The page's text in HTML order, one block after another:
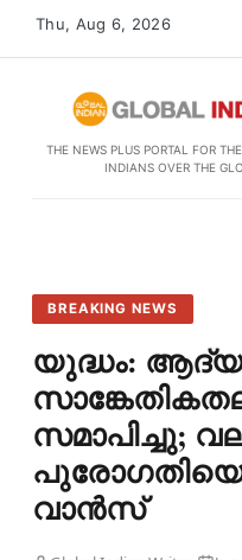
Thu, Aug 6, 2026
THE NEWS PLUS PORTAL FOR
INDIANS OVER THE
BREAKING NEWS
യുദ്ധം:
സമാപിച്ചു;
വാൻസ്